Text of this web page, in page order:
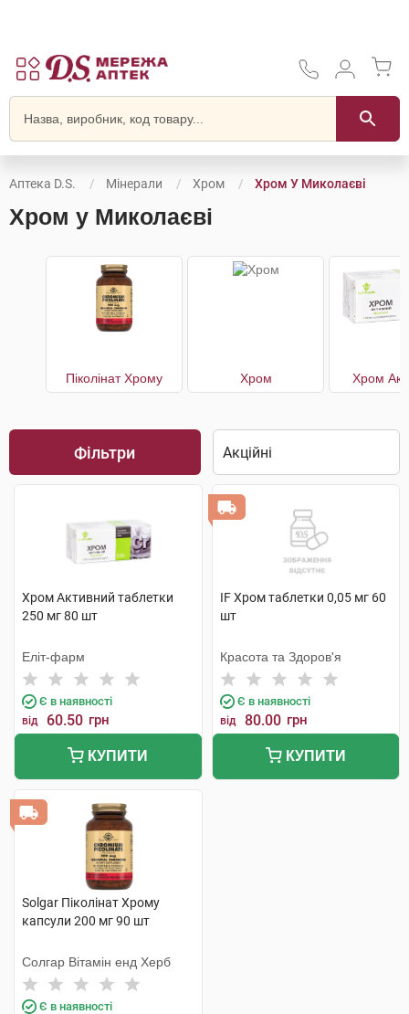
Аптека D.S. Мінерали Хром Хром У Миколаєві
Хром у Миколаєві
Піколінат Хрому Хром Хром
Фільтри
Хром Активний таблетки
250 мг 80 шт
Еліт-фарм
Є в наявності
від 60.50 грн
КУПИТИ
IF Хром таблетки 0,05 мг 60
шт
Красота та Здоров'я
Є в наявності
від 80.00 грн
КУПИТИ
Solgar Піколінат Хрому
капсули 200 мг 90 шт
Солгар Вітамін енд Херб
Є в наявності